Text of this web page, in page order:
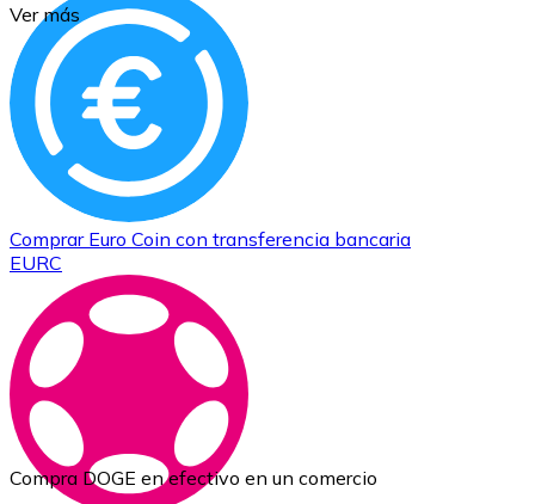
Comprar Euro Coin con transferencia bancaria
EURC
Ver más
Compra DOGE en efectivo en un comercio